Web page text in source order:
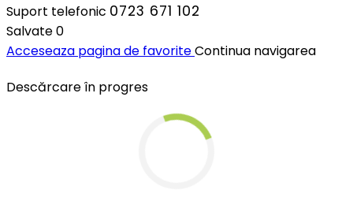
Suport telefonic 0723 671 102
Salvate0
Acceseaza pagina de favoriteContinua navigarea
Descărcare în progres